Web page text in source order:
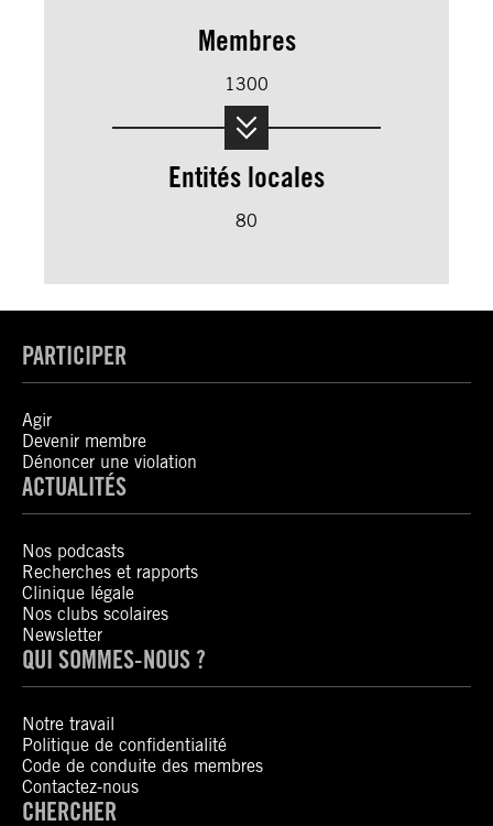
Membres
1300
Entités locales
80
PARTICIPER
Agir
Devenir membre
Dénoncer une violation
ACTUALITÉS
Nos podcasts
Recherches et rapports
Clinique légale
Nos clubs scolaires
Newsletter
QUI SOMMES-NOUS ?
Notre travail
Politique de confidentialité
Code de conduite des membres
Contactez-nous
CHERCHER